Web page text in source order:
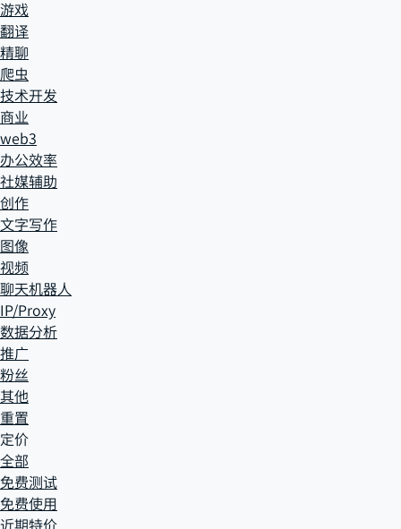
游戏
翻译
精聊
爬虫
技术开发
商业
web3
办公效率
社媒辅助
创作
文字写作
图像
视频
聊天机器人
IP/Proxy
数据分析
推广
粉丝
其他
重置
定价
全部
免费测试
免费使用
近期特价